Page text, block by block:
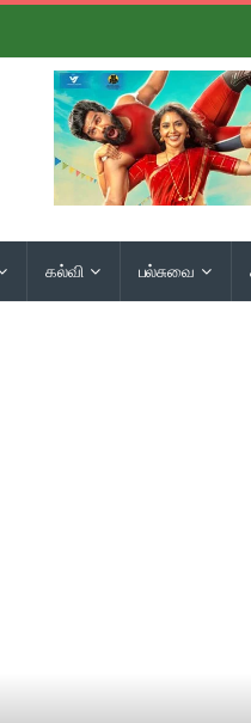
கல்வி பல்சுவை